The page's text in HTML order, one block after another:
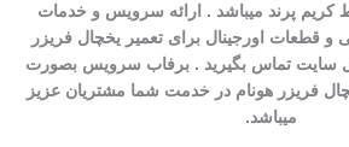
کریم پرند میباشد . ارائه سرویس و خدمات
و قطعات اورجینال برای تعمیر یخچال فریزر
سایت تماس بگیرید . برفاب سرویس بصورت
فریزر هونام در خدمت شما مشتریان عزیز
میباشد.